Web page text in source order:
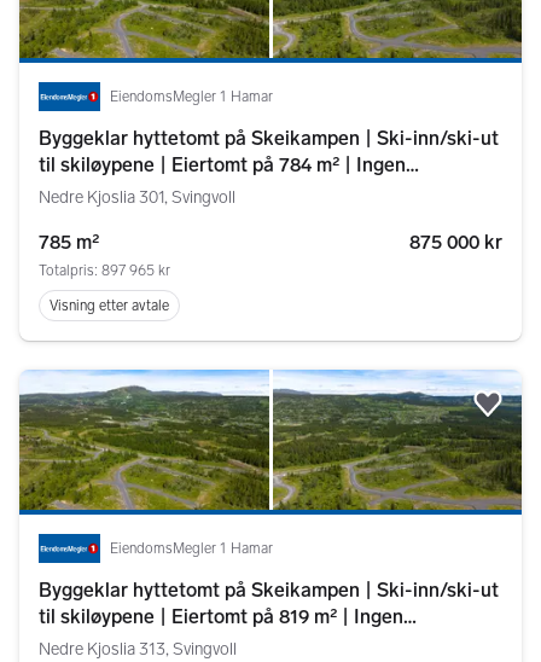
EiendomsMegler 1 Hamar
Byggeklar hyttetomt på Skeikampen | Ski-inn/ski-ut
til skiløypene | Eiertomt på 784 m² | Ingen
byggeklausul
Nedre Kjoslia 301, Svingvoll
785 m² 875 000 kr
Totalpris: 897 965 kr
Visning etter avtale
EiendomsMegler 1 Hamar
Byggeklar hyttetomt på Skeikampen | Ski-inn/ski-ut
til skiløypene | Eiertomt på 819 m² | Ingen
byggeklausul
Nedre Kjoslia 313, Svingvoll